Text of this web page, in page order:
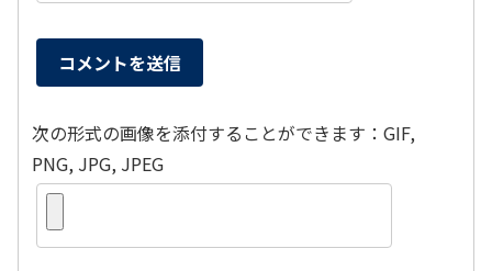
次の形式の画像を添付することができます：GIF,
PNG, JPG, JPEG